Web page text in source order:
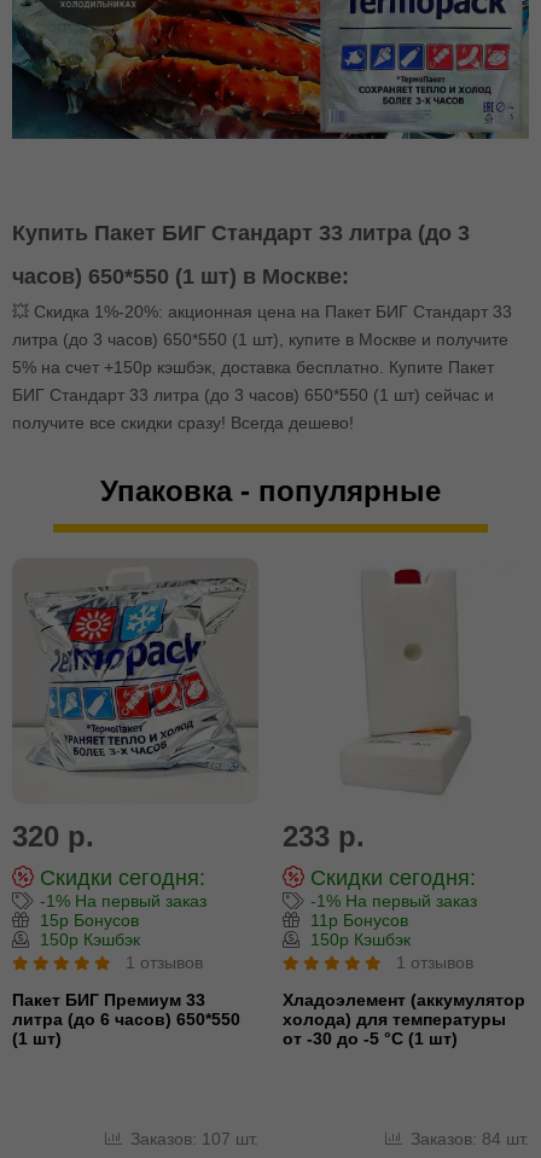
Купить Пакет БИГ Стандарт 33 литра (до 3
часов) 650*550 (1 шт) в Москве:
💥 Скидка 1%-20%: акционная цена на Пакет БИГ Стандарт 33
литра (до 3 часов) 650*550 (1 шт), купите в Москве и получите
5% на счет +150р кэшбэк, доставка бесплатно. Купите Пакет
БИГ Стандарт 33 литра (до 3 часов) 650*550 (1 шт) сейчас и
получите все скидки сразу! Всегда дешево!
Упаковка - популярные
320 р.
Скидки сегодня:
-1% На первый заказ
15р Бонусов
150р Кэшбэк
1 отзывов
Пакет БИГ Премиум 33
литра (до 6 часов) 650*550
(1 шт)
Заказов: 107 шт.
233 р.
Скидки сегодня:
-1% На первый заказ
11р Бонусов
150р Кэшбэк
1 отзывов
Хладоэлемент (аккумулятор
холода) для температуры
от -30 до -5 °С (1 шт)
Заказов: 84 шт.